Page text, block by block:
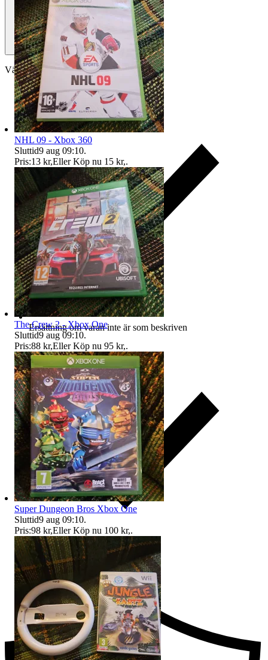
Välj till köparskydd
Ersättning om varan inte är som beskriven
Ersättning om du inte får din vara
NHL 09 - Xbox 360
Sluttid9 aug 09:10.
Pris:13 kr,Eller Köp nu 15 kr,.
The Crew 2 - Xbox One
Sluttid9 aug 09:10.
Pris:88 kr,Eller Köp nu 95 kr,.
Super Dungeon Bros Xbox One
Sluttid9 aug 09:10.
Pris:98 kr,Eller Köp nu 100 kr,.